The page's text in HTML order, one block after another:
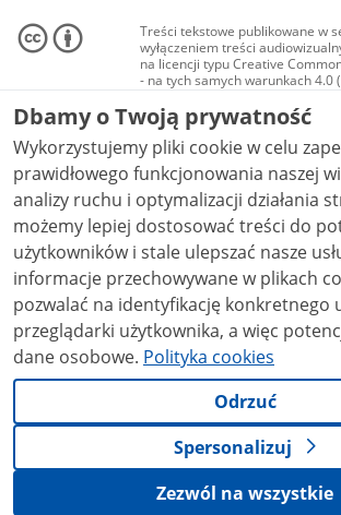
Treści tekstowe publikowane w
wyłączeniem treści
na licencji typu Creative
- na tych samych warunkach 4.0
Materiały audiowizualne, w tym
audio i wideo, są udostępniane
Creative Commons: uznanie
niekomercyjne - bez utworów
NC-ND 4.0), o ile nie jest to
Dbamy o Twoją prywatność
Wykorzystujemy pliki cookie w celu
prawidłowego funkcjonowania naszej
analizy ruchu i optymalizacji działania strony.
możemy lepiej dostosować treści do
użytkowników i stale ulepszać nasze usługi.
informacje przechowywane w plikach
pozwalać na identyfikację konkretnego
przeglądarki użytkownika, a więc
dane osobowe. Polityka cookies
Odrzuć
Spersonalizuj
Zezwól na wszystkie